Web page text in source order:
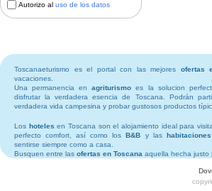
Autorizo al uso de los datos
Toscanaeturismo es el portal con las mejores ofertas
vacaciones.
Una permanencia enagriturismo es la solucion
disfrutar la verdadera esencia de Toscana. Podrán
verdadera vida campesina y probar gustosos productos
Los hoteles en Toscana son el alojamiento ideal para
perfecto comfort, así como losB&B y las
sentirse siempre como a casa.
Busquen entre las ofertas en Toscana aquella hecha justo